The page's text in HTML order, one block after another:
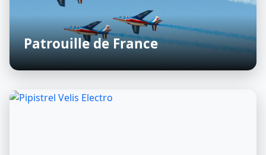
Patrouille de France